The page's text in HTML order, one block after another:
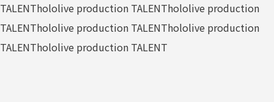
TALENThololive production TALENThololive production
TALENThololive production TALENThololive production
TALENThololive production TALENT